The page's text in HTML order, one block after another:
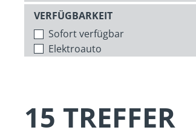
VERFÜGBARKEIT
Sofort verfügbar
Elektroauto
15 TREFFER